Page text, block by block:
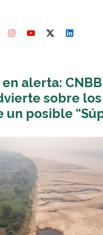
alerta: CNBB
sobre los
un posible